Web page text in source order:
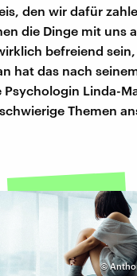
den wir dafür
die Dinge mit uns
befreiend
hat das nach
Psychologin Linda-
Themen
©